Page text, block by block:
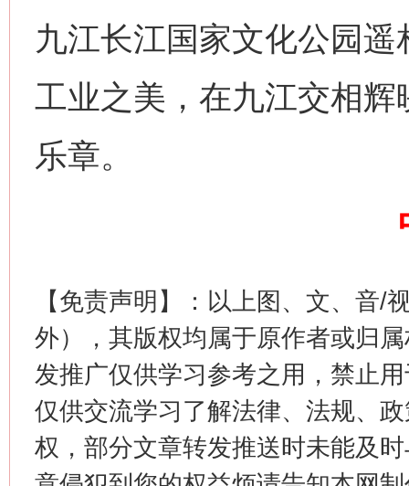
九江长江国家文化公园
工业之美，在九江交相
乐章。
【免责声明】：以上图、文、音/
外），其版权均属于原作者或归
发推广仅供学习参考之用，禁止
仅供交流学习了解法律、法规、
权，部分文章转发推送时未能及
在谋一域中谋全局
今